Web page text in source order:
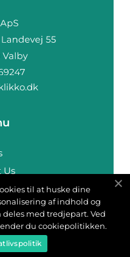
Us
til at huske dine
af indhold og
med tredjepart. Ved
du cookiepolitikken.